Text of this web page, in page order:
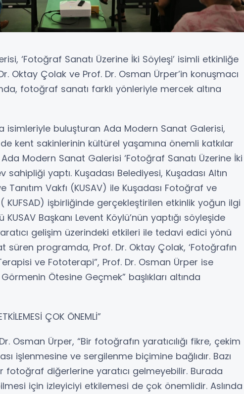
‘Fotoğraf Sanatı Üzerine İki Söyleşi’ isimli etkinliğe
Oktay Çolak ve Prof. Dr. Osman Ürper’in konuşmacı
fotoğraf sanatı farklı yönleriyle mercek altına
isimleriyle buluşturan Ada Modern Sanat Galerisi,
kent sakinlerinin kültürel yaşamına önemli katkılar
Modern Sanat Galerisi ‘Fotoğraf Sanatı Üzerine İki
sahipliği yaptı. Kuşadası Belediyesi, Kuşadası Altın
Tanıtım Vakfı (KUSAV) ile Kuşadası Fotoğraf ve
KUFSAD) işbirliğinde gerçekleştirilen etkinlik yoğun ilgi
Başkanı Levent Köylü’nün yaptığı söyleşide
gelişim üzerindeki etkileri ile tedavi edici yönü
süren programda, Prof. Dr. Oktay Çolak, ‘Fotoğrafın
ve Fototerapi”, Prof. Dr. Osman Ürper ise
Görmenin Ötesine Geçmek” başlıkları altında
ÇOK ÖNEMLİ”
Osman Ürper, “Bir fotoğrafın yaratıcılığı fikre, çekim
işlenmesine ve sergilenme biçimine bağlıdır. Bazı
fotoğraf diğerlerine yaratıcı gelmeyebilir. Burada
için izleyiciyi etkilemesi de çok önemlidir. Aslında